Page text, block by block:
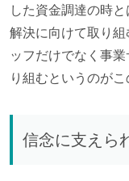
した資金調達の時
解決に向けて取り
ッフだけでなく事
り組むというのがこ
信念に支えら